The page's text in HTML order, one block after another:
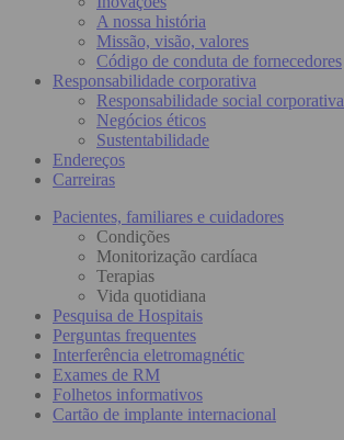
A nossa história
Missão, visão, valores
Código de conduta de fornecedores
Responsabilidade corporativa
Responsabilidade social corporativa
Negócios éticos
Sustentabilidade
Endereços
Carreiras
Pacientes, familiares e cuidadores
Condições
Monitorização cardíaca
Terapias
Vida quotidiana
Pesquisa de Hospitais
Perguntas frequentes
Interferência eletromagnétic
Exames de RM
Folhetos informativos
Cartão de implante internacional